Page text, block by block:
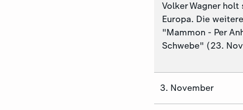
Volker Wagner
Europa. Die
"Mammon - Per
Schwebe" (23.
3. November